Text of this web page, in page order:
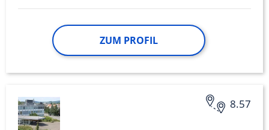
ZUM PROFIL
8.57